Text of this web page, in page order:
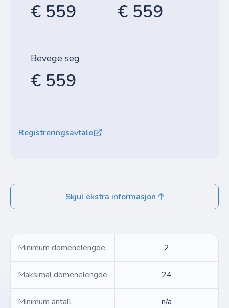
€ 559 € 559
Bevege seg
€ 559
Registreringsavtale
Skjul ekstra informasjon
Minimum domenelengde 2
Maksimal domenelengde 24
Minimum antall
n/a